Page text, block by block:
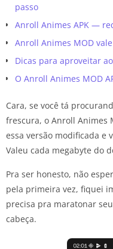
passo
Anroll Animes APK —
Anroll Animes MOD
Dicas para aproveitar
O Anroll Animes MOD
Cara, se você tá
frescura, o Anroll Animes
essa versão modificada e
Valeu cada megabyte do
Pra ser honesto, não
pela primeira vez, fiquei
precisa pra maratonar
cabeça.